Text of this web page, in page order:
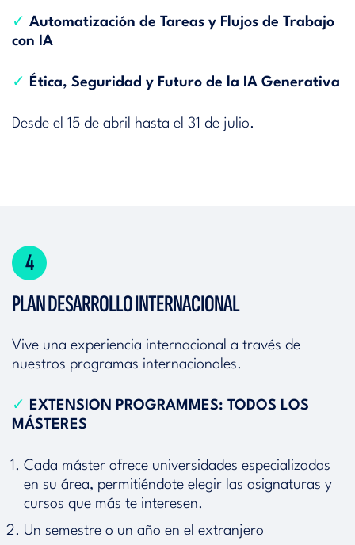
✓ Automatización de Tareas y Flujos de Trabajo
con IA
✓ Ética, Seguridad y Futuro de la IA Generativa
Desde el 15 de abril hasta el 31 de julio.
4
PLAN DESARROLLO INTERNACIONAL
Vive una experiencia internacional a través de
nuestros programas internacionales.
✓
EXTENSION PROGRAMMES: TODOS LOS
MÁSTERES
Cada máster ofrece universidades especializadas
en su área, permitiéndote elegir las asignaturas y
cursos que más te interesen.
Un semestre o un año en el extranjero